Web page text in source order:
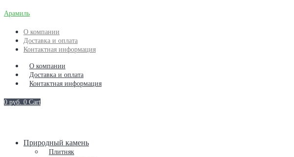
Арамиль
О компании
Доставка и оплата
Контактная информация
О компании
Доставка и оплата
Контактная информация
0 руб. 0 Cart
Природный камень
Плитняк